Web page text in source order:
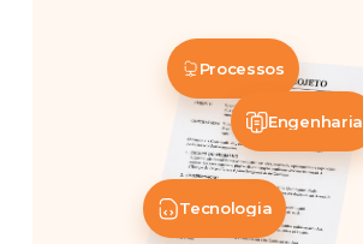
Tecnologia
Processos
Engenharia